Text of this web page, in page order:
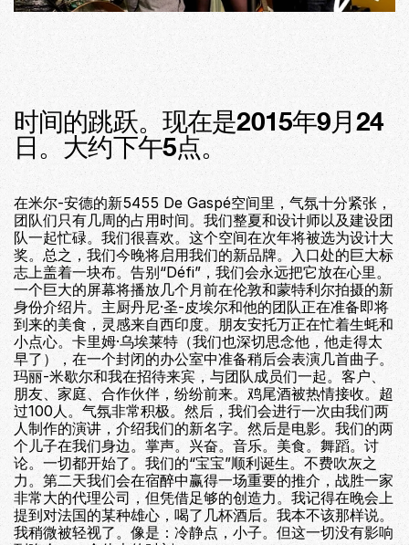
时间的跳跃。现在是2015年9月24
日。大约下午5点。
在米尔-安德的新5455 De Gaspé空间里，气氛十分紧张，
团队们只有几周的占用时间。我们整夏和设计师以及建设团
队一起忙碌。我们很喜欢。这个空间在次年将被选为设计大
奖。总之，我们今晚将启用我们的新品牌。入口处的巨大标
志上盖着一块布。告别“Défi”，我们会永远把它放在心里。
一个巨大的屏幕将播放几个月前在伦敦和蒙特利尔拍摄的新
身份介绍片。主厨丹尼·圣-皮埃尔和他的团队正在准备即将
到来的美食，灵感来自西印度。朋友安托万正在忙着生蚝和
小点心。卡里姆·乌埃莱特（我们也深切思念他，他走得太
早了），在一个封闭的办公室中准备稍后会表演几首曲子。
玛丽-米歇尔和我在招待来宾，与团队成员们一起。客户、
朋友、家庭、合作伙伴，纷纷前来。鸡尾酒被热情接收。超
过100人。气氛非常积极。然后，我们会进行一次由我们两
人制作的演讲，介绍我们的新名字。然后是电影。我们的两
个儿子在我们身边。掌声。兴奋。音乐。美食。舞蹈。讨
论。一切都开始了。我们的“宝宝”顺利诞生。不费吹灰之
力。第二天我们会在宿醉中赢得一场重要的推介，战胜一家
非常大的代理公司，但凭借足够的创造力。我记得在晚会上
提到对法国的某种雄心，喝了几杯酒后。我本不该那样说。
我稍微被轻视了。像是：冷静点，小子。但这一切没有影响